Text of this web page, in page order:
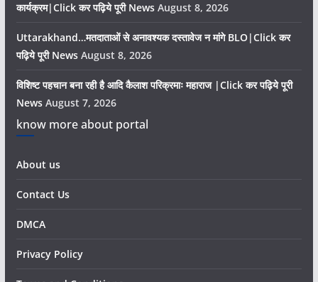
कार्यक्रम|Click कर पढ़िये पूरी News August 8, 2026
Uttarakhand…मतदाताओं से अनावश्यक दस्तावेज न मांगे BLO|Click कर
पढ़िये पूरी News August 8, 2026
विशिष्ट पहचान बना रही है आदि कैलाश परिक्रमाः महाराज |Click कर पढ़िये पूरी
News August 7, 2026
know more about portal
About us
Contact Us
DMCA
Privacy Policy